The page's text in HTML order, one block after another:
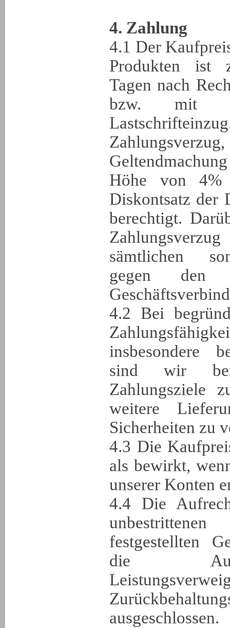
4. Zahlung
4.1 Der
Produkten ist
Tagen nach
bzw. mit
Höhe von 4%
Diskontsatz der
berechtigt.
sämtlichen
gegen
4.2 Bei
insbesondere
sind wir
Zahlungsziele
weitere
Sicherheiten zu
4.3 Die
als bewirkt,
unserer Konten
4.4 Die
festgestellten
die
ausgeschlossen.